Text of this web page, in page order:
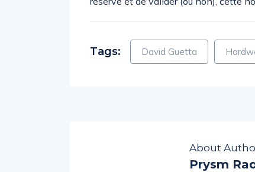
Tags: David Guetta
About
Prysm